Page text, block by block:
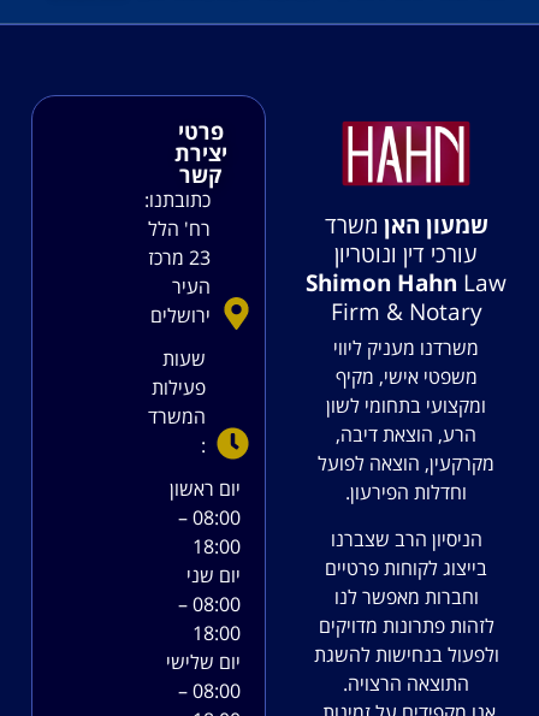
שמעון האן משרד
עורכי דין ונוטריון
Shimon Hahn Law
Firm & Notary
משרדנו מעניק ליווי
משפטי אישי, מקיף
ומקצועי בתחומי לשון
הרע, הוצאת דיבה,
מקרקעין, הוצאה לפועל
וחדלות הפירעון.
הניסיון הרב שצברנו
בייצוג לקוחות פרטיים
וחברות מאפשר לנו
לזהות פתרונות מדויקים
ולפעול בנחישות להשגת
התוצאה הרצויה.
פרטי
יצירת
קשר
כתובתנו:
רח' הלל
23 מרכז
העיר
ירושלים
שעות
פעילות
המשרד
:
יום ראשון
08:00 –
18:00
יום שני
08:00 –
18:00
יום שלישי
08:00 –